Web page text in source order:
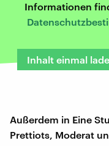
Informationen
Inhalt einmal
Außerdem in Eine
Prettiots, Moderat